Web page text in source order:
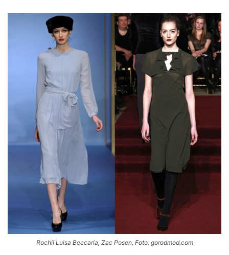
Rochii Luisa Beccaria, Zac Posen, Foto: gorodmod.com